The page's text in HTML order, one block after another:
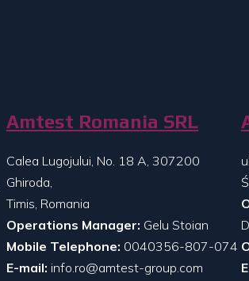
Amtest Romania SRL
Calea Lugojului, No. 18 A, 307200
Ghiroda,
Timis, Romania
Operations Manager: Gelu Stoian
Mobile Telephone: 0040356-807-074
E-mail: info.ro@amtest-group.com